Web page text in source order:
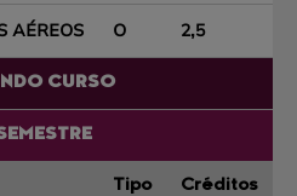
AÉREOS O 2,5
CURSO
Tipo Créditos